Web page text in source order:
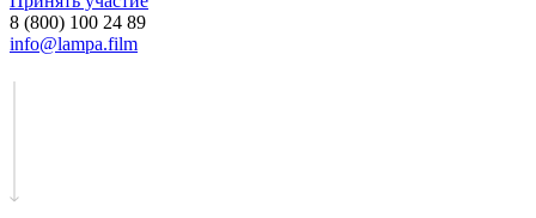
8 (800) 100 24 89
info@lampa.film